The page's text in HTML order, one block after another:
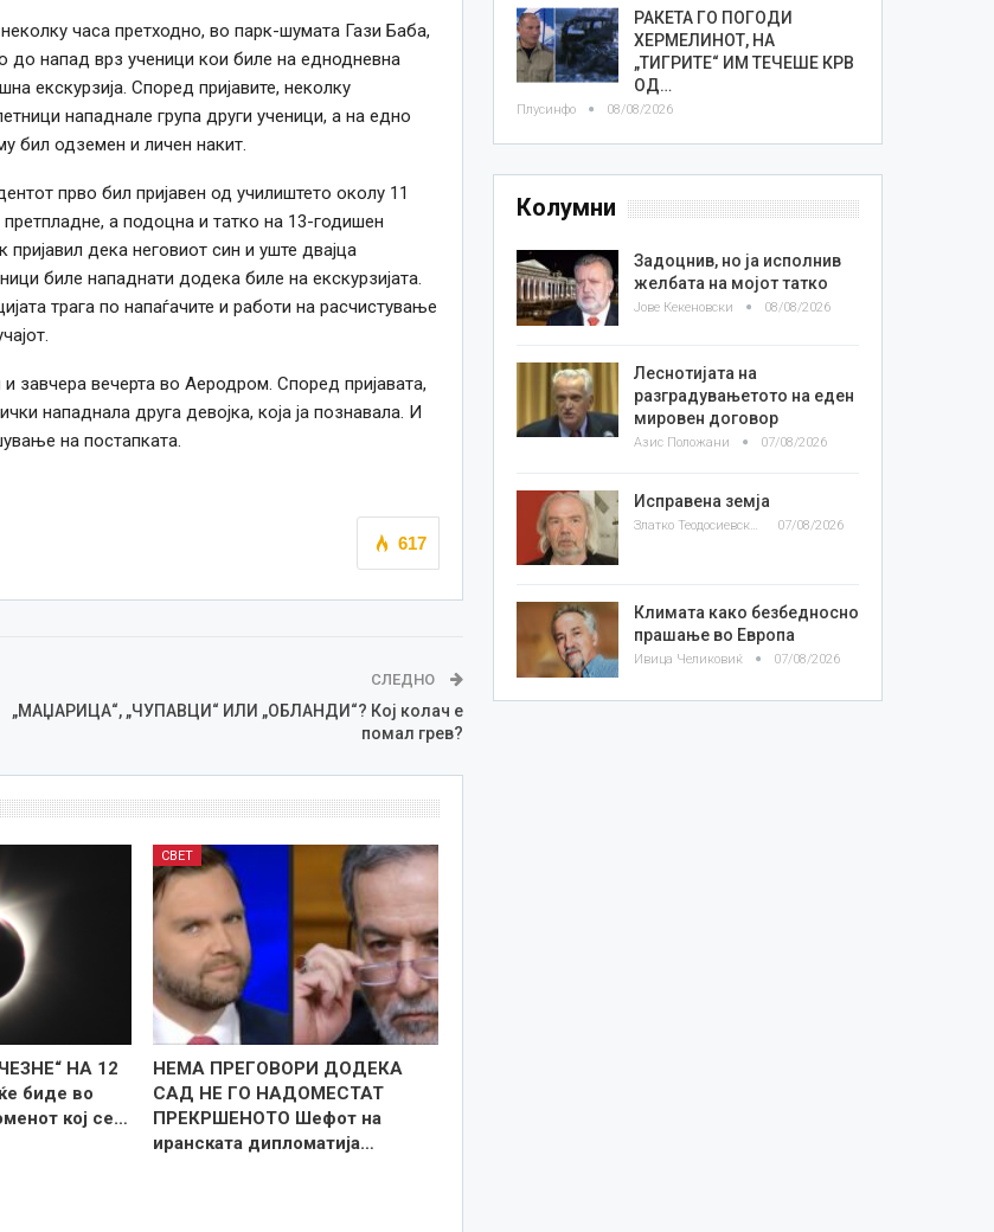
часа претходно, во парк-шумата Гази Баба,
до напад врз ученици кои биле на еднодневна
екскурзија. Според пријавите, неколку
нападнале група други ученици, а на едно
бил одземен и личен накит.
прво бил пријавен од училиштето околу 11
претпладне, а подоцна и татко на 13-годишен
пријавил дека неговиот син и уште двајца
биле нападнати додека биле на екскурзијата.
трага по напаѓачите и работи на расчистување
завчера вечерта во Аеродром. Според пријавата,
нападнала друга девојка, која ја познавала. И
на постапката.
617
СЛЕДНО
„МАЏАРИЦА“, „ЧУПАВЦИ“ ИЛИ „ОБЛАНДИ“? Кој колач е
помал грев?
НА 12
биде во
кој се…
СВЕТ
НЕМА ПРЕГОВОРИ ДОДЕКА
САД НЕ ГО НАДОМЕСТАТ
ПРЕКРШЕНОТО Шефот на
иранската дипломатија…
РАКЕТА ГО ПОГОДИ
ХЕРМЕЛИНОТ, НА
„ТИГРИТЕ“ ИМ ТЕЧЕШЕ КРВ
ОД…
Плусинфо 08/08/2026
Колумни
Задоцнив, но ја исполнив
желбата на мојот татко
Јове Кекеновски 08/08/2026
Леснотијата на
разградувањетото на еден
мировен договор
Азис Положани 07/08/2026
Исправена земја
Златко Теодосиевски 07/08/2026
Климата како безбедносно
прашање во Европа
Ивица Челиковиќ 07/08/2026